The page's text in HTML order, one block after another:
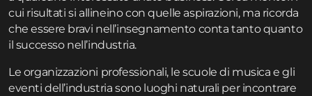
cui risultati si allineino con quelle aspirazioni, ma ricorda
che essere bravi nell’insegnamento conta tanto quanto
il successo nell’industria.
Le organizzazioni professionali, le scuole di musica e gli
eventi dell’industria sono luoghi naturali per incontrare